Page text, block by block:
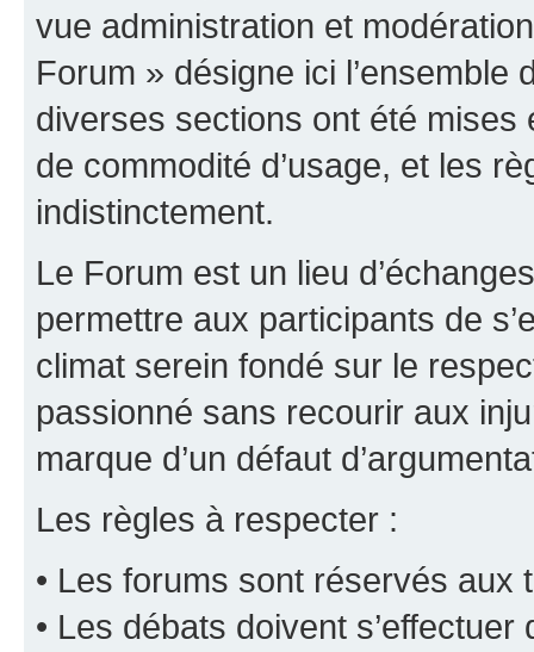
vue administration et
Forum » désigne ici
diverses sections ont été
de commodité d’usage, et les
indistinctement.
Le Forum est un lieu
permettre aux participants de
climat serein fondé sur le
passionné sans recourir aux
marque d’un défaut
Les règles à respecter :
• Les forums sont réservés aux
• Les débats doivent